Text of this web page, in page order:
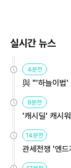
실시간 뉴스
4분전
與 "'하늘이법'
9분전
'캐시딜' 캐시
14분전
관세전쟁 '엔
용해야